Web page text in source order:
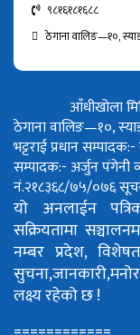
९८१६१८१६८८
ठेगाना वालिङ—१०,
आँधीखोला
ठेगाना वालिङ—१०,
भट्टराईप्रधान सम्पादक:-
सम्पादक:- अर्जुन पंगेनी
नं.२१८३६८/७५/०७६
यो अनलाईन
सक्रियतामा
नम्बर प्रदेश,
लक्ष्य रहेको छ !